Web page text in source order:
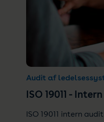
Audit af
ISO 19011 -
ISO 19011 intern